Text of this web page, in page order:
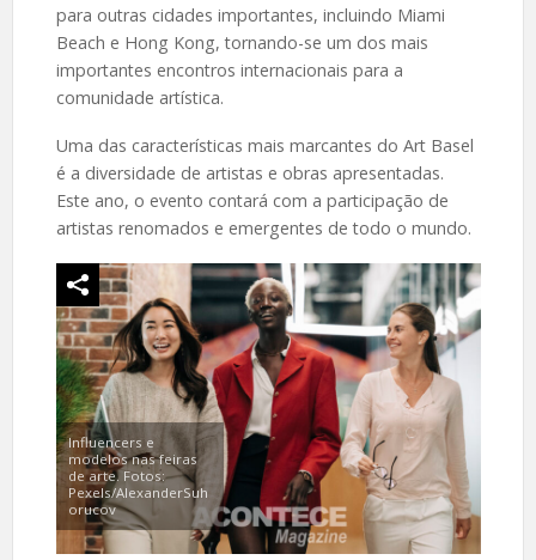
para outras cidades importantes, incluindo Miami
Beach e Hong Kong, tornando-se um dos mais
importantes encontros internacionais para a
comunidade artística.
Uma das características mais marcantes do Art Basel
é a diversidade de artistas e obras apresentadas.
Este ano, o evento contará com a participação de
artistas renomados e emergentes de todo o mundo.
Influencers e
modelos nas feiras
de arte. Fotos:
Pexels/AlexanderSuh
orucov